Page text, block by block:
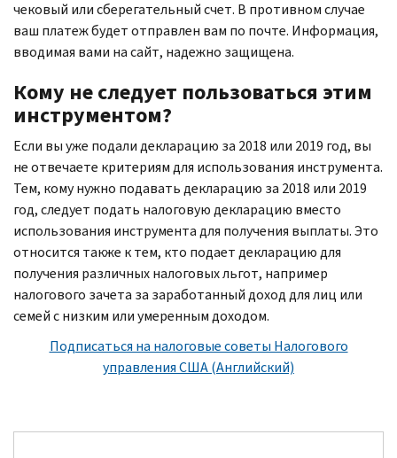
чековый или сберегательный счет. В противном случае
ваш платеж будет отправлен вам по почте. Информация,
вводимая вами на сайт, надежно защищена.
Кому не следует пользоваться этим
инструментом?
Если вы уже подали декларацию за 2018 или 2019 год, вы
не отвечаете критериям для использования инструмента.
Тем, кому нужно подавать декларацию за 2018 или 2019
год, следует подать налоговую декларацию вместо
использования инструмента для получения выплаты. Это
относится также к тем, кто подает декларацию для
получения различных налоговых льгот, например
налогового зачета за заработанный доход для лиц или
семей с низким или умеренным доходом.
Подписаться на налоговые советы Налогового
управления США (Английский)